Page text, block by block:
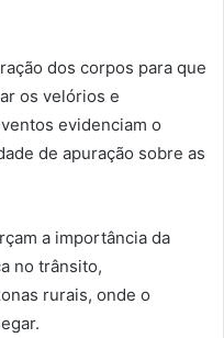
dos corpos para que
os velórios e
evidenciam o
de apuração sobre as
a importância da
no trânsito,
rurais, onde o